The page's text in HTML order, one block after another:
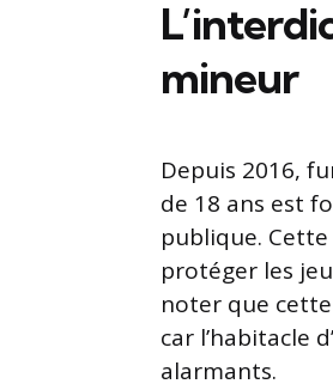
mineur
Depuis 2016,
de 18 ans est
publique.
protéger les
noter que
car l’habitacle
alarmants.